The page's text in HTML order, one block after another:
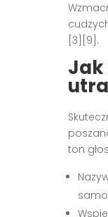
[3][9].
Jak
ton